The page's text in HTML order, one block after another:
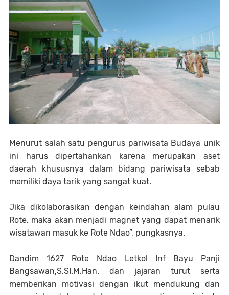
Menurut salah satu pengurus pariwisata Budaya unik
ini harus dipertahankan karena merupakan aset
daerah khususnya dalam bidang pariwisata sebab
memiliki daya tarik yang sangat kuat.
Jika dikolaborasikan dengan keindahan alam pulau
Rote, maka akan menjadi magnet yang dapat menarik
wisatawan masuk ke Rote Ndao”, pungkasnya.
Dandim 1627 Rote Ndao Letkol Inf Bayu Panji
Bangsawan,S.SI.M.Han. dan jajaran turut serta
memberikan motivasi dengan ikut mendukung dan